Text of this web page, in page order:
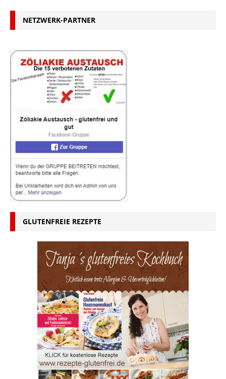
NETZWERK-PARTNER
GLUTENFREIE REZEPTE